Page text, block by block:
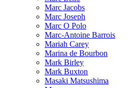
Marc Jacobs
Marc Joseph
Marc O Polo
Marc-Antoine Barrois
Mariah Carey
Marina de Bourbon
Mark Birley
Mark Buxton
Masaki Matsushima